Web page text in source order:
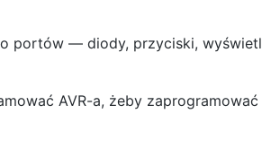
portów — diody, przyciski,
AVR-a, żeby zaprogramować